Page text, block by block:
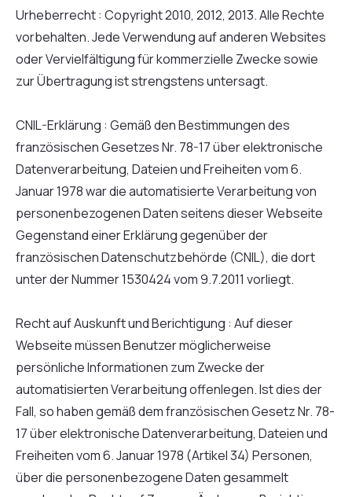
Urheberrecht : Copyright 2010, 2012, 2013. Alle Rechte
vorbehalten. Jede Verwendung auf anderen Websites
oder Vervielfältigung für kommerzielle Zwecke sowie
zur Übertragung ist strengstens untersagt.
CNIL-Erklärung : Gemäß den Bestimmungen des
französischen Gesetzes Nr. 78-17 über elektronische
Datenverarbeitung, Dateien und Freiheiten vom 6.
Januar 1978 war die automatisierte Verarbeitung von
personenbezogenen Daten seitens dieser Webseite
Gegenstand einer Erklärung gegenüber der
französischen Datenschutzbehörde (CNIL), die dort
unter der Nummer 1530424 vom 9.7.2011 vorliegt.
Recht auf Auskunft und Berichtigung : Auf dieser
Webseite müssen Benutzer möglicherweise
persönliche Informationen zum Zwecke der
automatisierten Verarbeitung offenlegen. Ist dies der
Fall, so haben gemäß dem französischen Gesetz Nr. 78-
17 über elektronische Datenverarbeitung, Dateien und
Freiheiten vom 6. Januar 1978 (Artikel 34) Personen,
über die personenbezogene Daten gesammelt